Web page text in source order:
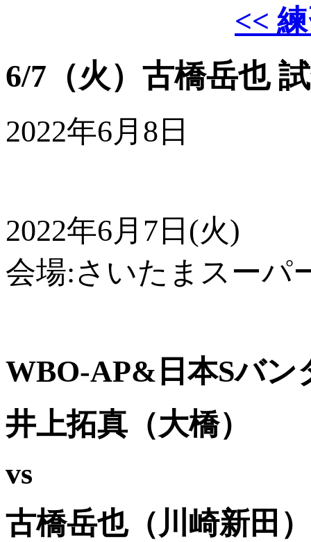
<<
6/7（火）古橋岳也
2022年6月8日
2022年6月7日(火)
会場:さいたまスーパ
WBO-AP&日本Sバン
井上拓真（大橋）
vs
古橋岳也（川崎新田）